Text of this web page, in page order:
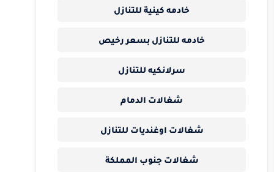
خادمه كينية للتنازل
خادمه للتنازل بسعر رخيص
سرلانكيه للتنازل
شغالات الدمام
شغالات اوغنديات للتنازل
شغالات جنوب المملكة